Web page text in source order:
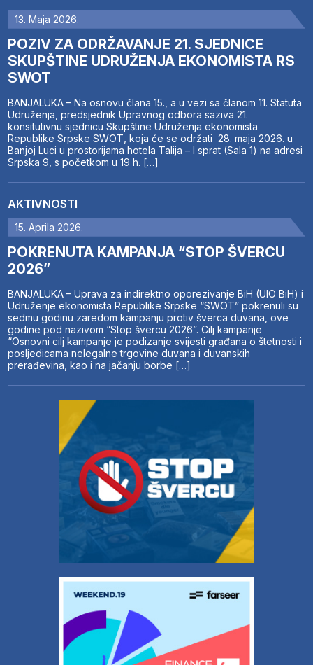
13. Maja 2026.
POZIV ZA ODRŽAVANJE 21. SJEDNICE
SKUPŠTINE UDRUŽENJA EKONOMISTA RS
SWOT
BANJALUKA – Na osnovu člana 15., a u vezi sa članom 11. Statuta
Udruženja, predsjednik Upravnog odbora saziva 21.
konsitutivnu sjednicu Skupštine Udruženja ekonomista
Republike Srpske SWOT, koja će se održati 28. maja 2026. u
Banjoj Luci u prostorijama hotela Talija – I sprat (Sala 1) na adresi
Srpska 9, s početkom u 19 h. […]
AKTIVNOSTI
15. Aprila 2026.
POKRENUTA KAMPANJA “STOP ŠVERCU
2026”
BANJALUKA – Uprava za indirektno oporezivanje BiH (UIO BiH) i
Udruženje ekonomista Republike Srpske “SWOT” pokrenuli su
sedmu godinu zaredom kampanju protiv šverca duvana, ove
godine pod nazivom “Stop švercu 2026”. Cilj kampanje
“Osnovni cilj kampanje je podizanje svijesti građana o štetnosti i
posljedicama nelegalne trgovine duvana i duvanskih
prerađevina, kao i na jačanju borbe […]